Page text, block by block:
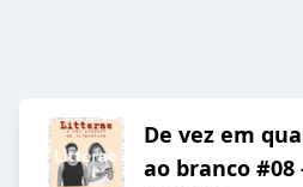
De vez em
ao branco